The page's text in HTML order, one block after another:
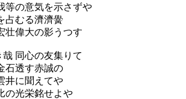
等の意気を示さずや
占むる濟濟黌
壮偉大の影うつす
同心の友集りて
石透す赤誠の
井に聞えてや
の光栄銘せよや